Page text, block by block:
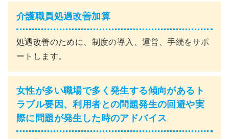
介護職員処遇改善加算
処遇改善のために、制度の導入、運営、手続をサポ
ートします。
女性が多い職場で多く発生する傾向があるト
ラブル要因、利用者との問題発生の回避や実
際に問題が発生した時のアドバイス